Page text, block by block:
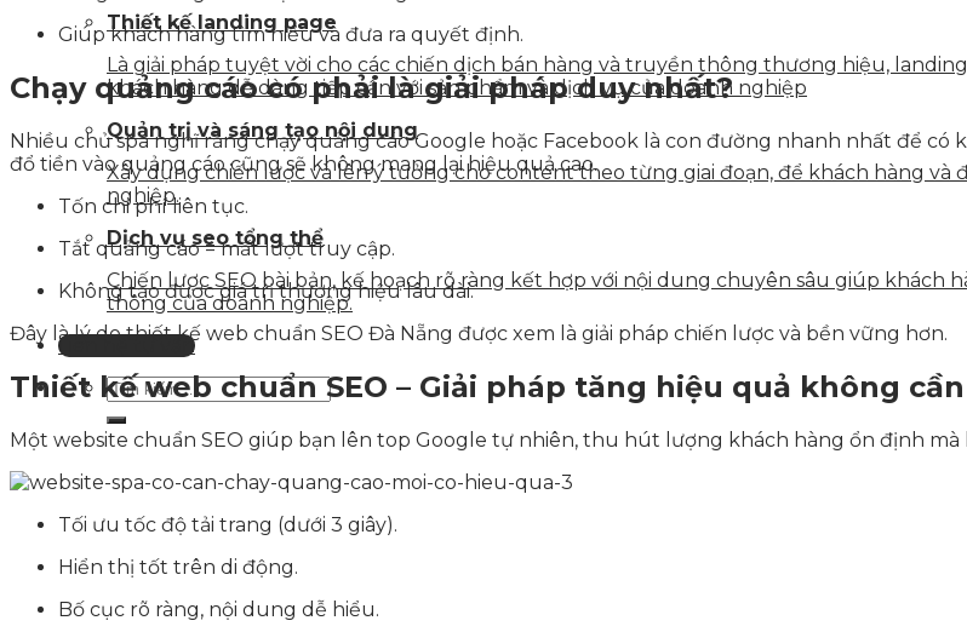
Thiết kế landing page
Là giải pháp tuyệt vời cho các chiến dịch bán hàng và truyền thông thương hiệu,
khách hàng dễ dàng tiếp cận với sản phẩm và dịch vụ của doanh nghiệp
Quản trị và sáng tạo nội dung
Xây dựng chiến lược và lên ý tưởng cho content theo từng giai đoạn, để khách hàng và
nghiệp.
Dịch vụ seo tổng thể
Chiến lược SEO bài bản, kế hoạch rõ ràng kết hợp với nội dung chuyên sâu giúp
thông của doanh nghiệp.
Liên hệ tư vấn
Giúp khách hàng tìm hiểu và đưa ra quyết định.
Chạy quảng cáo có phải là giải pháp duy nhất?
Nhiều chủ spa nghĩ rằng chạy quảng cáo Google hoặc Facebook là con đường nhanh nhất để
đổ tiền vào quảng cáo cũng sẽ không mang lại hiệu quả cao.
Tốn chi phí liên tục.
Tắt quảng cáo = mất lượt truy cập.
Không tạo được giá trị thương hiệu lâu dài.
Đây là lý do thiết kế web chuẩn SEO Đà Nẵng được xem là giải pháp chiến lược và bền vững hơn.
Thiết kế web chuẩn SEO – Giải pháp tăng hiệu quả không
Một website chuẩn SEO giúp bạn lên top Google tự nhiên, thu hút lượng khách hàng ổn định mà
Tối ưu tốc độ tải trang (dưới 3 giây).
Hiển thị tốt trên di động.
Bố cục rõ ràng, nội dung dễ hiểu.